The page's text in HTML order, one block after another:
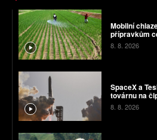
Mobilní
přípravkům
8. 8. 2026
SpaceX a
továrnu na
8. 8. 2026